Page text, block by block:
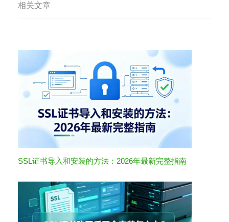
相关文章
SSL证书导入和安装的方法：2026年最新完整指南